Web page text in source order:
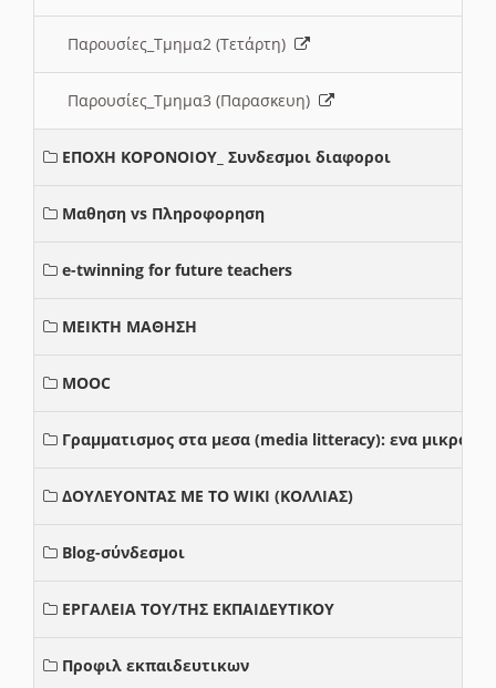
Παρουσίες_Τμημα2 (Τετάρτη)
Παρουσίες_Τμημα3 (Παρασκευη)
ΕΠΟΧΗ ΚΟΡΟΝΟΙΟΥ_ Συνδεσμοι διαφοροι
Μαθηση vs Πληροφορηση
e-twinning for future teachers
ΜΕΙΚΤΗ ΜΑΘΗΣΗ
MOOC
Γραμματισμος στα μεσα (media litteracy): ενα μικρο
ΔΟΥΛΕΥΟΝΤΑΣ ΜΕ ΤΟ WIKI (ΚΟΛΛΙΑΣ)
Blog-σύνδεσμοι
ΕΡΓΑΛΕΙΑ ΤΟΥ/ΤΗΣ ΕΚΠΑΙΔΕΥΤΙΚΟΥ
Προφιλ εκπαιδευτικων